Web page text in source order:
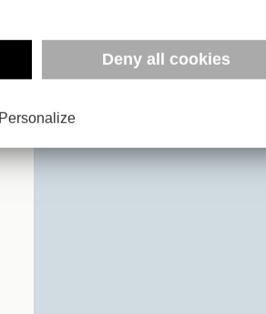
Deny all cookies
Personalize